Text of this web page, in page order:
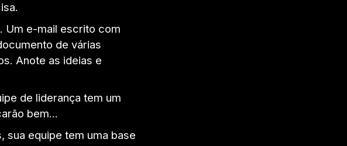
Um e-mail escrito com
de várias
Anote as ideias e
de liderança tem um
bem...
sua equipe tem uma base